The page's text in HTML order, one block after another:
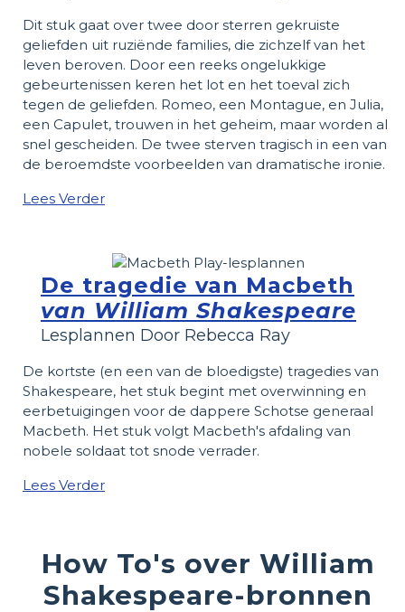
Dit stuk gaat over twee door sterren gekruiste
geliefden uit ruziënde families, die zichzelf van het
leven beroven. Door een reeks ongelukkige
gebeurtenissen keren het lot en het toeval zich
tegen de geliefden. Romeo, een Montague, en Julia,
een Capulet, trouwen in het geheim, maar worden al
snel gescheiden. De twee sterven tragisch in een van
de beroemdste voorbeelden van dramatische ironie.
Lees Verder
De tragedie van Macbeth
van William Shakespeare
Lesplannen Door Rebecca Ray
De kortste (en een van de bloedigste) tragedies van
Shakespeare, het stuk begint met overwinning en
eerbetuigingen voor de dappere Schotse generaal
Macbeth. Het stuk volgt Macbeth's afdaling van
nobele soldaat tot snode verrader.
Lees Verder
How To's over William
Shakespeare-bronnen